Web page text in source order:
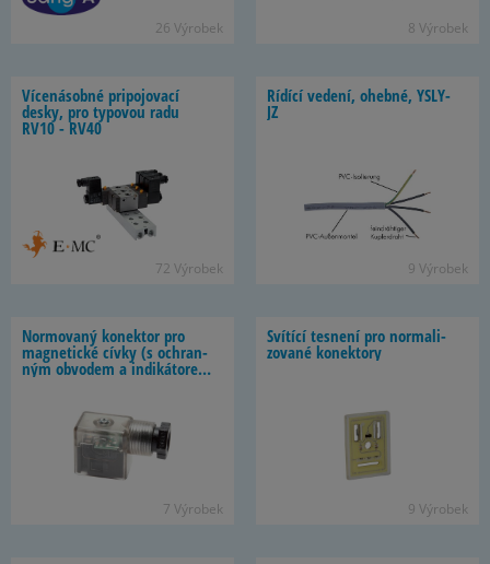
26 Vý­ro­bek 8 Vý­ro­bek
Ví­ce­ná­sobné pri­po­jo­vací
desky, pro ty­po­vou radu
RV10 - RV40
72 Vý­ro­bek
Rí­dící ve­dení, ohebné, YSLY-​
JZ
9 Vý­ro­bek
Nor­mo­vaný ko­nek­tor pro
mag­ne­tické cívky (s ochran­
ným ob­vo­dem a in­di­ká­to­rem
7 Vý­ro­bek
Sví­tící tesnení pro nor­ma­li­
zo­vané ko­nek­tory
9 Vý­ro­bek